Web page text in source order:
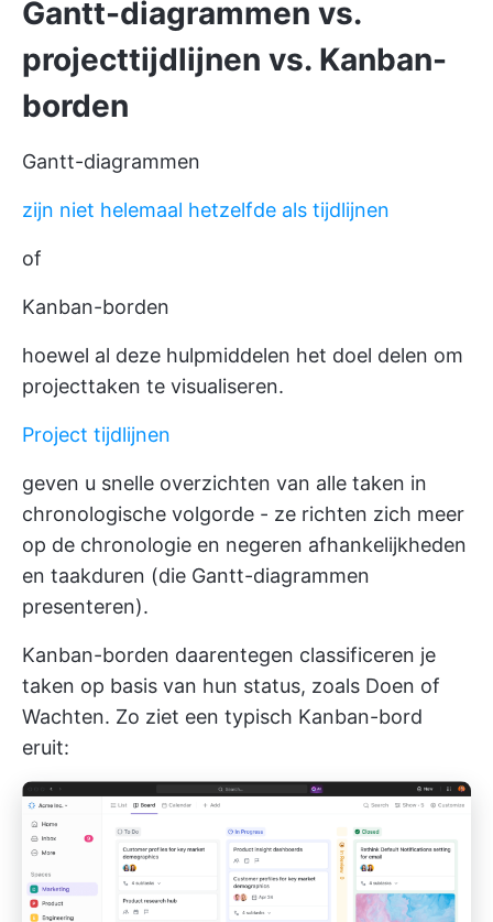
Gantt-diagrammen vs.
projecttijdlijnen vs. Kanban-
borden
Gantt-diagrammen
zijn niet helemaal hetzelfde als tijdlijnen
of
Kanban-borden
hoewel al deze hulpmiddelen het doel delen om
projecttaken te visualiseren.
Project tijdlijnen
geven u snelle overzichten van alle taken in
chronologische volgorde - ze richten zich meer
op de chronologie en negeren afhankelijkheden
en taakduren (die Gantt-diagrammen
presenteren).
Kanban-borden daarentegen classificeren je
taken op basis van hun status, zoals Doen of
Wachten. Zo ziet een typisch Kanban-bord
eruit: